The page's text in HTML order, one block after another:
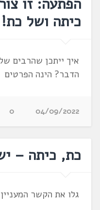
הפתעה: זו
כיתה ושל כת!
איך ייתכן שהרבים
הדבר? הינה הפרטים
04/09/2022
0
כת, כיתה –
גלו את הקשר